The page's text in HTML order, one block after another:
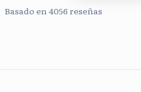
Basado en 4056 reseñas